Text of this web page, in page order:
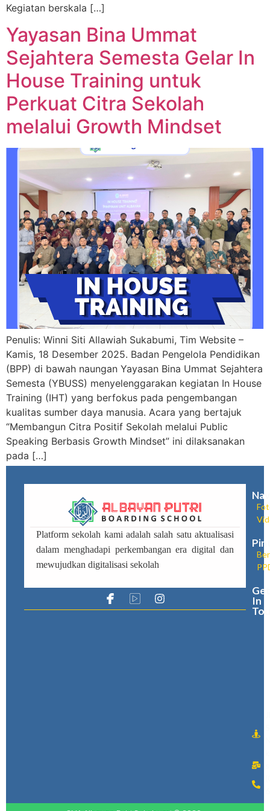
Kegiatan berskala […]
Yayasan Bina Ummat
Sejahtera Semesta Gelar In
House Training untuk
Perkuat Citra Sekolah
melalui Growth Mindset
Penulis: Winni Siti Allawiah Sukabumi, Tim Website –
Kamis, 18 Desember 2025. Badan Pengelola Pendidikan
(BPP) di bawah naungan Yayasan Bina Ummat Sejahtera
Semesta (YBUSS) menyelenggarakan kegiatan In House
Training (IHT) yang berfokus pada pengembangan
kualitas sumber daya manusia. Acara yang bertajuk
“Membangun Citra Positif Sekolah melalui Public
Speaking Berbasis Growth Mindset” ini dilaksanakan
pada […]
Platform sekolah kami adalah salah satu aktualisasi
dalam menghadapi perkembangan era digital dan
mewujudkan digitalisasi sekolah
Get
In